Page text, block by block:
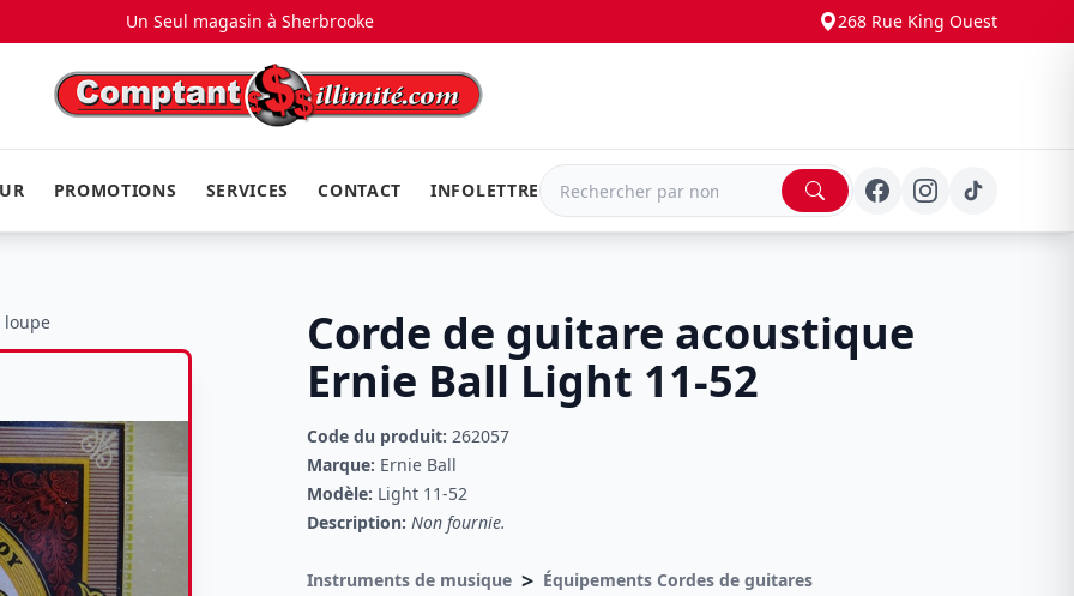
Un Seul magasin à Sherbrooke 268 Rue King Ouest
PROMOTIONS SERVICES CONTACT INFOLETTRE
loupe
Corde de guitare acoustique
Ernie Ball Light 11-52
Code du produit: 262057
Marque: Ernie Ball
Modèle: Light 11-52
Description: Non fournie.
Instruments de musique > Équipements Cordes de guitares